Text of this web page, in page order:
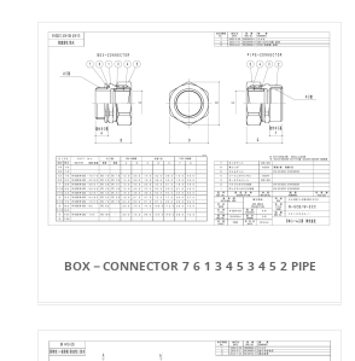
BOX－CONNECTOR 7 6 1 3 4 5 3 4 5 2 PIPE